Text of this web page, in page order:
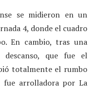
se midieron en un
4, donde el cuadro
En cambio, tras una
que fue el
totalmente el rumbo
fue arrolladora por La